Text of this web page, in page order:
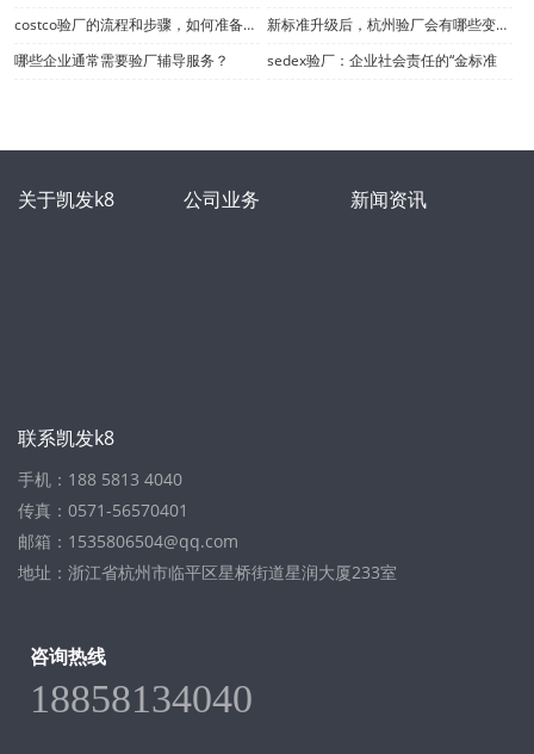
costco验厂的流程和步骤，如何准备和应对costco的现场审核
新标准升级后，杭州验厂会有哪些变化？
哪些企业通常需要验厂辅导服务？
sedex验厂：企业社会责任的“金标准
关于凯发k8 公司业务 新闻资讯
联系凯发k8
手机：188 5813 4040
传真：0571-56570401
邮箱： 1535806504@qq.com
地址：浙江省杭州市临平区星桥街道星润大厦233室
咨询热线
18858134040